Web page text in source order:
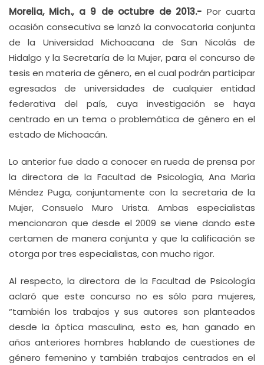
Morelia, Mich., a 9 de octubre de 2013.- Por cuarta
ocasión consecutiva se lanzó la convocatoria conjunta
de la Universidad Michoacana de San Nicolás de
Hidalgo y la Secretaría de la Mujer, para el concurso de
tesis en materia de género, en el cual podrán participar
egresados de universidades de cualquier entidad
federativa del país, cuya investigación se haya
centrado en un tema o problemática de género en el
estado de Michoacán.
Lo anterior fue dado a conocer en rueda de prensa por
la directora de la Facultad de Psicología, Ana María
Méndez Puga, conjuntamente con la secretaria de la
Mujer, Consuelo Muro Urista. Ambas especialistas
mencionaron que desde el 2009 se viene dando este
certamen de manera conjunta y que la calificación se
otorga por tres especialistas, con mucho rigor.
Al respecto, la directora de la Facultad de Psicología
aclaró que este concurso no es sólo para mujeres,
“también los trabajos y sus autores son planteados
desde la óptica masculina, esto es, han ganado en
años anteriores hombres hablando de cuestiones de
género femenino y también trabajos centrados en el